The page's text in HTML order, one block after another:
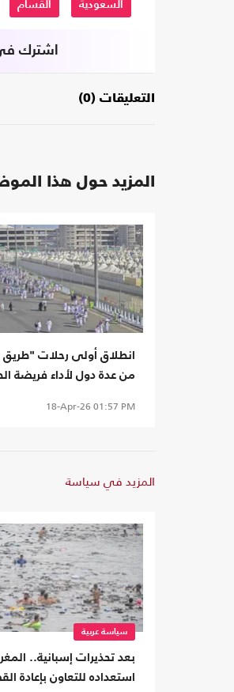
السعودية القسام
اشترك
التعليقات (0)
المزيد حول هذا
انطلاق أولى رحلات
من عدة دول لأداء فريضة
18-Apr-26 01:57 PM
المزيد في سياسة
سياسة عربية
بعد تحذيرات إسبانية..
استعداده للتعاون بإعادة